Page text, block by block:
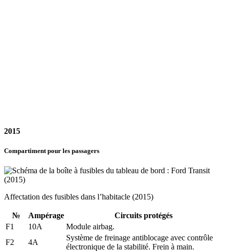
2015
Compartiment pour les passagers
Affectation des fusibles dans l’habitacle (2015)
№ Ampérage
Circuits protégés
F1
10A
Module airbag.
F2
4A
Système de freinage antiblocage avec contrôle
électronique de la stabilité. Frein à main.